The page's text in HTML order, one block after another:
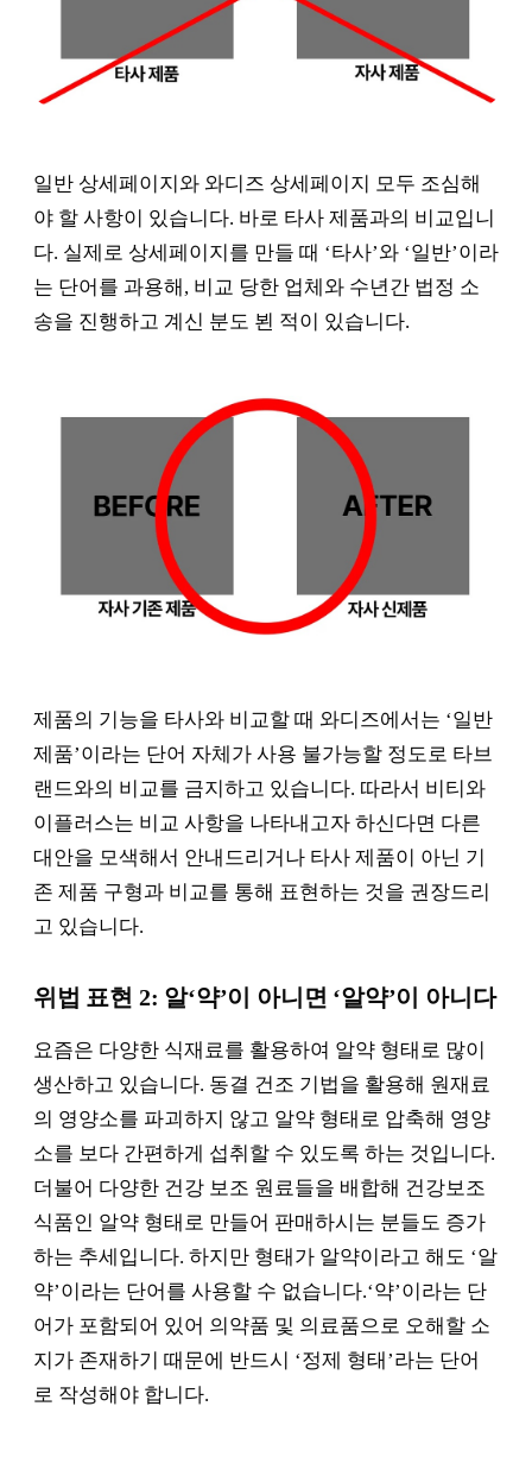
일반 상세페이지와 와디즈 상세페이지 모두 조심해
야 할 사항이 있습니다. 바로 타사 제품과의 비교입니
다. 실제로 상세페이지를 만들 때 ‘타사’와 ‘일반’이라
는 단어를 과용해, 비교 당한 업체와 수년간 법정 소
송을 진행하고 계신 분도 뵌 적이 있습니다.
제품의 기능을 타사와 비교할 때 와디즈에서는 ‘일반
제품’이라는 단어 자체가 사용 불가능할 정도로 타브
랜드와의 비교를 금지하고 있습니다. 따라서 비티와
이플러스는 비교 사항을 나타내고자 하신다면 다른
대안을 모색해서 안내드리거나 타사 제품이 아닌 기
존 제품 구형과 비교를 통해 표현하는 것을 권장드리
고 있습니다.
위법 표현 2: 알‘약’이 아니면 ‘알약’이 아니다
요즘은 다양한 식재료를 활용하여 알약 형태로 많이
생산하고 있습니다. 동결 건조 기법을 활용해 원재료
의 영양소를 파괴하지 않고 알약 형태로 압축해 영양
소를 보다 간편하게 섭취할 수 있도록 하는 것입니다.
더불어 다양한 건강 보조 원료들을 배합해 건강보조
식품인 알약 형태로 만들어 판매하시는 분들도 증가
하는 추세입니다. 하지만 형태가 알약이라고 해도 ‘알
약’이라는 단어를 사용할 수 없습니다.‘약’이라는 단
어가 포함되어 있어 의약품 및 의료품으로 오해할 소
지가 존재하기 때문에 반드시 ‘정제 형태’라는 단어
로 작성해야 합니다.